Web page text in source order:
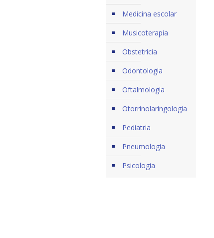
Medicina escolar
Musicoterapia
Obstetrícia
Odontologia
Oftalmologia
Otorrinolaringologia
Pediatria
Pneumologia
Psicologia